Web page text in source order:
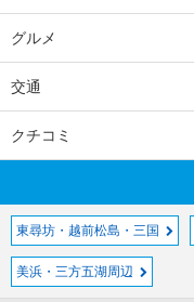
グルメ
交通
クチコミ
東尋坊・越前松島・三国
美浜・三方五湖周辺